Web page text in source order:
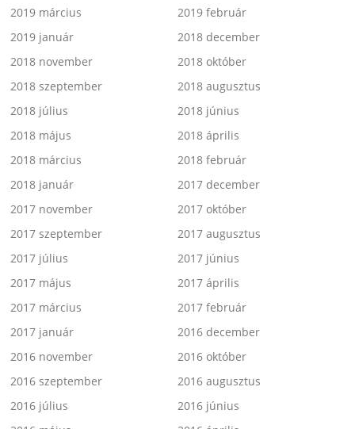
2019 március
2019 február
2019 január
2018 december
2018 november
2018 október
2018 szeptember
2018 augusztus
2018 július
2018 június
2018 május
2018 április
2018 március
2018 február
2018 január
2017 december
2017 november
2017 október
2017 szeptember
2017 augusztus
2017 július
2017 június
2017 május
2017 április
2017 március
2017 február
2017 január
2016 december
2016 november
2016 október
2016 szeptember
2016 augusztus
2016 július
2016 június